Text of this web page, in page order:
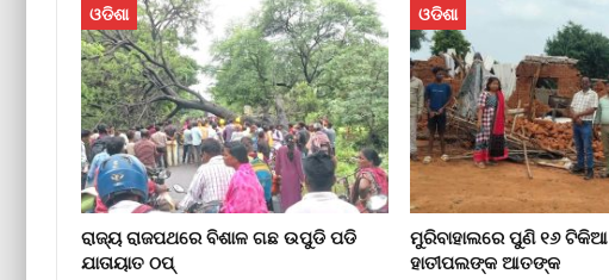
ଓଡିଶା
ରାଜ୍ୟ ରାଜପଥରେ ବିଶାଳ ଗଛ ଉପୁଡି ପଡି
ଯାତାୟାତ ଠପ୍‌
ଓଡିଶା
ମୁରିବାହାଲରେ ପୁଣି ୧୬
ହାତୀପଲଙ୍କ ଆତଙ୍କ